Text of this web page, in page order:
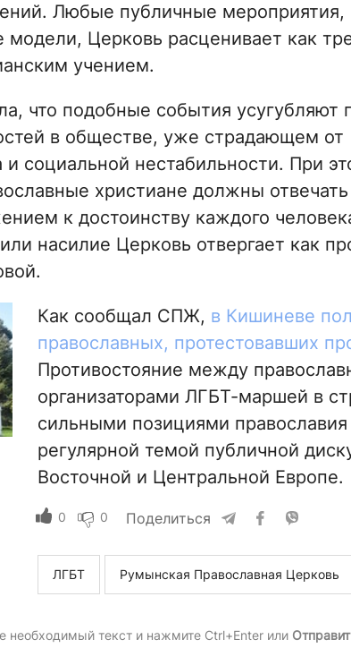
Любые публичные мероприятия,
Церковь расценивает как
учением.
что подобные события усугубляют
в обществе, уже страдающем от
и социальной нестабильности. При
христиане должны
к достоинству каждого
насилие Церковь отвергает как
Как сообщал СПЖ, в Кишиневе
православных, протестовавших
Противостояние между
организаторами ЛГБТ-маршей в
сильными позициями православия
регулярной темой публичной
Восточной и Центральной Европе.
0 0 Поделиться
ЛГБТ Румынская Православная Церковь
необходимый текст и нажмите Ctrl+Enter или